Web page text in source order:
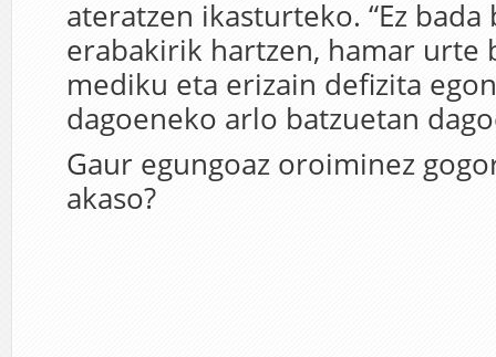
ateratzen ikasturteko. “Ez bada
erabakirik hartzen, hamar urte
mediku eta erizain defizita
dagoeneko arlo batzuetan
Gaur egungoaz oroiminez
akaso?